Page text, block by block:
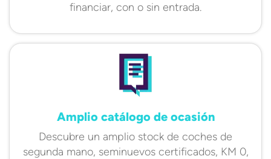
financiar, con o sin entrada.
Amplio catálogo de ocasión
Descubre un amplio stock de coches de
segunda mano, seminuevos certificados, KM 0,